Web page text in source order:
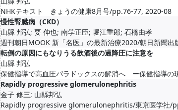
NHKテキスト きょうの健康8月号/pp.76-77, 2020-08
慢性腎臓病（CKD）
山縣 邦弘; 要 伸也; 南学正臣; 堀江重郎; 石橋由孝
週刊朝日MOOK 新「名医」の最新治療2020/朝日新聞
転倒の原因にもなりうる飲酒後の過降圧に注意を
山縣 邦弘
保健指導で高血圧パラドックスの解消へ ー保健指導
Rapidly progressive glomerulonephritis
金子 修三; 山縣邦弘
Rapidly progressive glomerulonephritis/東京医学社/